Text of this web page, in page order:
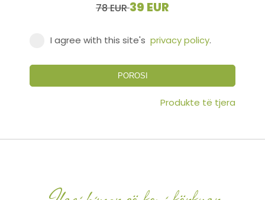
78 EUR39 EUR
I agree with this site's privacy policy.
POROSI
Produkte të tjera